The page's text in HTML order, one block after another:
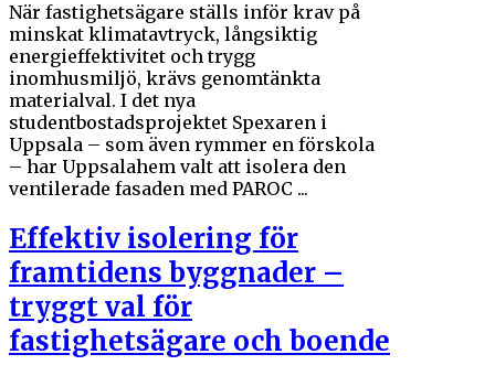
När fastighetsägare ställs inför krav på
minskat klimatavtryck, långsiktig
energieffektivitet och trygg
inomhusmiljö, krävs genomtänkta
materialval. I det nya
studentbostadsprojektet Spexaren i
Uppsala – som även rymmer en förskola
– har Uppsalahem valt att isolera den
ventilerade fasaden med PAROC ...
Effektiv isolering för
framtidens byggnader –
tryggt val för
fastighetsägare och boende